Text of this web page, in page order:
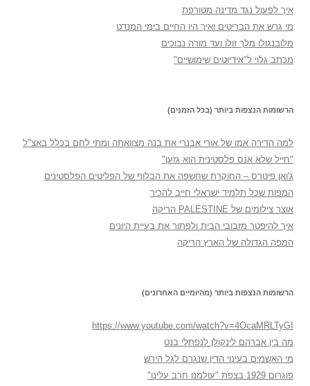
איך לפעול נגד מדינה מטורפת
מי גרש את הבריטים ואיך היו החיים בימי המנדט
מלובנגולו מלך זולו ועד מורה נבוכים
מכתב גלוי ל"אידיוטים שימושיים"
הרשומות הנצפות ביותר (בכל הזמנים)
למה הדירה אמו של אורי אבנרי את בנה מצוואתה ומתי לחם בכלל באצ"ל
"חייל שלא אנס פלסטינית הוא גזען"
ג'ואן פיטרס – החוקרת שחשפה את הבלוף של הפליטים הפלסטינים
המפות שכל תלמיד ישראלי חייב להכיר
אוצר צילומים של PALESTINE הריקה
איך להיפטר מזבובי הבית ולפתור את בעיית היונים
המפה הגדולה של הארץ הריקה
הרשומות הנצפות ביותר (מהיומיים האחרונים)
https://www.youtube.com/watch?v=4OcaMRLTyGI
מה בין אברהם לינקולן לנפתלי בנט
מי האשמים בעינוי הדין שנגרם לגל הירש
פוגרום 1929 בצפת "עולמנו חרב עלינו"